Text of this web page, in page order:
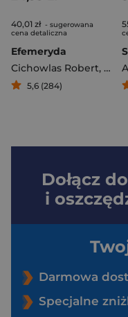
40,01 zł - sugerowana
cena detaliczna
Efemeryda
Cichowlas Robert,
5,6 (284)
Dołącz do
i
Darmowa
Specjalne